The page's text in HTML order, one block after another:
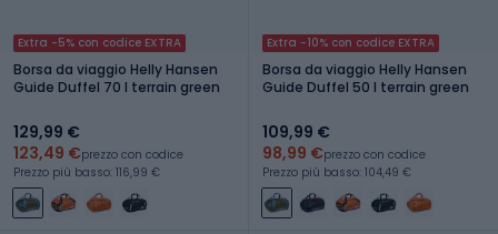
Extra -5% con codice EXTRA
Borsa da viaggio Helly Hansen
Guide Duffel 70 l terrain green
129,99 €
123,49 €prezzo con codice
Prezzo più basso: 116,99 €
Extra -10% con codice EXTRA
Borsa da viaggio Helly Hansen
Guide Duffel 50 l terrain green
109,99 €
98,99 €prezzo con codice
Prezzo più basso: 104,49 €